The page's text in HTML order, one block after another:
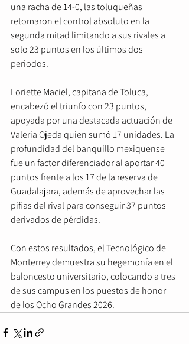
una racha de 14-0, las toluqueñas
retomaron el control absoluto en la
segunda mitad limitando a sus rivales a
solo 23 puntos en los últimos dos
periodos.
Loriette Maciel, capitana de Toluca,
encabezó el triunfo con 23 puntos,
apoyada por una destacada actuación de
Valeria Ojeda quien sumó 17 unidades. La
profundidad del banquillo mexiquense
fue un factor diferenciador al aportar 40
puntos frente a los 17 de la reserva de
Guadalajara, además de aprovechar las
pifias del rival para conseguir 37 puntos
derivados de pérdidas.
Con estos resultados, el Tecnológico de
Monterrey demuestra su hegemonía en el
baloncesto universitario, colocando a tres
de sus campus en los puestos de honor
de los Ocho Grandes 2026.